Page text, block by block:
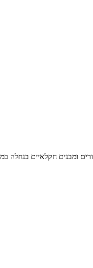
ומבנים חקלאיים